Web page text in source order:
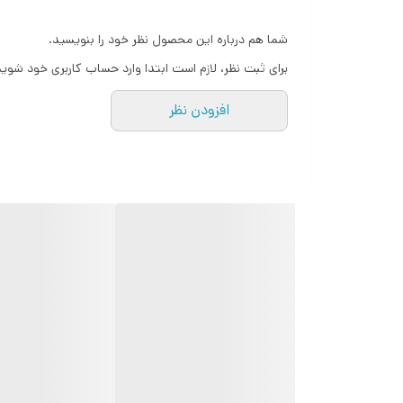
شما هم درباره این محصول نظر خود را بنویسید.
برای ثبت نظر، لازم است ابتدا وارد حساب کاربری خود
افزودن نظر